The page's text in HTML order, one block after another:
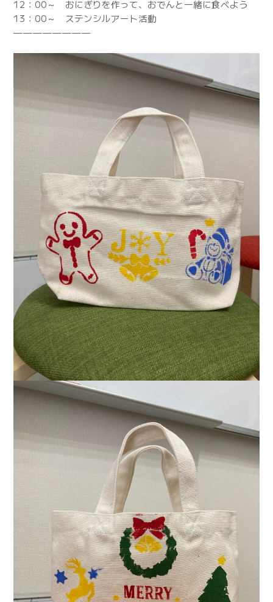
12：00～ おにぎりを作って、おでんと一緒に食べよう
13：00～ ステンシルアート活動
————————